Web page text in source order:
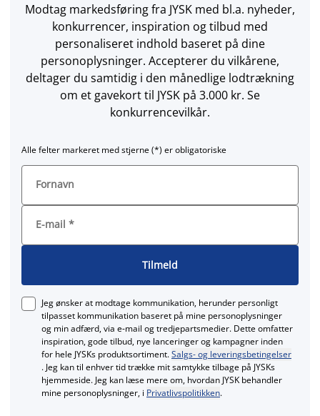
Modtag markedsføring fra JYSK med bl.a. nyheder,
konkurrencer, inspiration og tilbud med
personaliseret indhold baseret på dine
personoplysninger. Accepterer du vilkårene,
deltager du samtidig i den månedlige lodtrækning
om et gavekort til JYSK på 3.000 kr. Se
konkurrencevilkår.
Alle felter markeret med stjerne (*) er obligatoriske
Fornavn
E-mail *
Tilmeld
Jeg ønsker at modtage kommunikation, herunder personligt
tilpasset kommunikation baseret på mine personoplysninger
og min adfærd, via e‑mail og tredjepartsmedier. Dette omfatter
inspiration, gode tilbud, nye lanceringer og kampagner inden
for hele JYSKs produktsortiment.Salgs- og leveringsbetingelser
. Jeg kan til enhver tid trække mit samtykke tilbage på JYSKs
hjemmeside. Jeg kan læse mere om, hvordan JYSK behandler
mine personoplysninger, i Privatlivspolitikken.